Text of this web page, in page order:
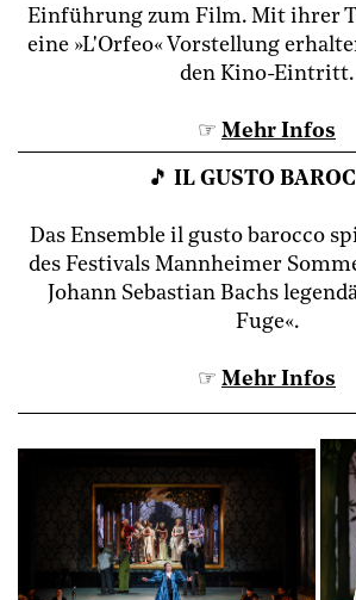
Einführung zum Film. Mit ihrer
eine »L'Orfeo« Vorstellung
den Kino-Eintritt.
☞ Mehr Infos
🎵 IL GUSTO
Das Ensemble il gusto barocco
des Festivals Mannheimer
Johann Sebastian Bachs
Fuge«.
☞ Mehr Infos